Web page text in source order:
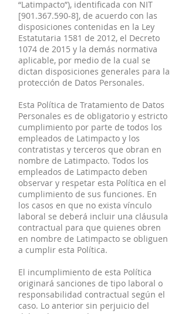
“Latimpacto”), identificada con NIT
[901.367.590-8], de acuerdo con las
disposiciones contenidas en la Ley
Estatutaria 1581 de 2012, el Decreto
1074 de 2015 y la demás normativa
aplicable, por medio de la cual se
dictan disposiciones generales para la
protección de Datos Personales.
Esta Política de Tratamiento de Datos
Personales es de obligatorio y estricto
cumplimiento por parte de todos los
empleados de Latimpacto y los
contratistas y terceros que obran en
nombre de Latimpacto. Todos los
empleados de Latimpacto deben
observar y respetar esta Política en el
cumplimiento de sus funciones. En
los casos en que no exista vínculo
laboral se deberá incluir una cláusula
contractual para que quienes obren
en nombre de Latimpacto se obliguen
a cumplir esta Política.
El incumplimiento de esta Política
originará sanciones de tipo laboral o
responsabilidad contractual según el
caso. Lo anterior sin perjuicio del